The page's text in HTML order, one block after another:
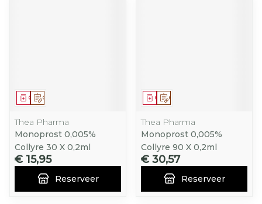
Op voorschrift
Geneesmiddel
Thea Pharma
Monoprost 0,005%
Collyre 30 X 0,2ml
€ 15,95
Reserveer
Op voorschrift
Geneesmiddel
Thea Pharma
Monoprost 0,005%
Collyre 90 X 0,2ml
€ 30,57
Reserveer